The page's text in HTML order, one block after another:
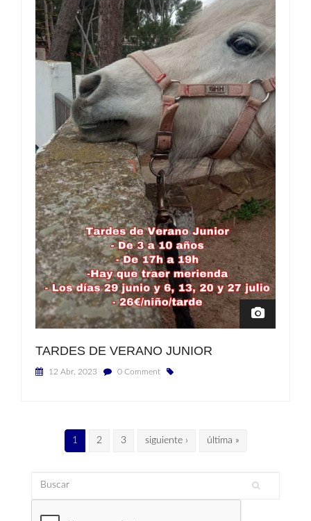
TARDES DE VERANO JUNIOR
12 Abr, 2023 0 Comment
1 2 3 siguiente › última »
Buscar